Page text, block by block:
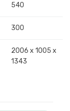
540
300
2006 x 1005 x
1343